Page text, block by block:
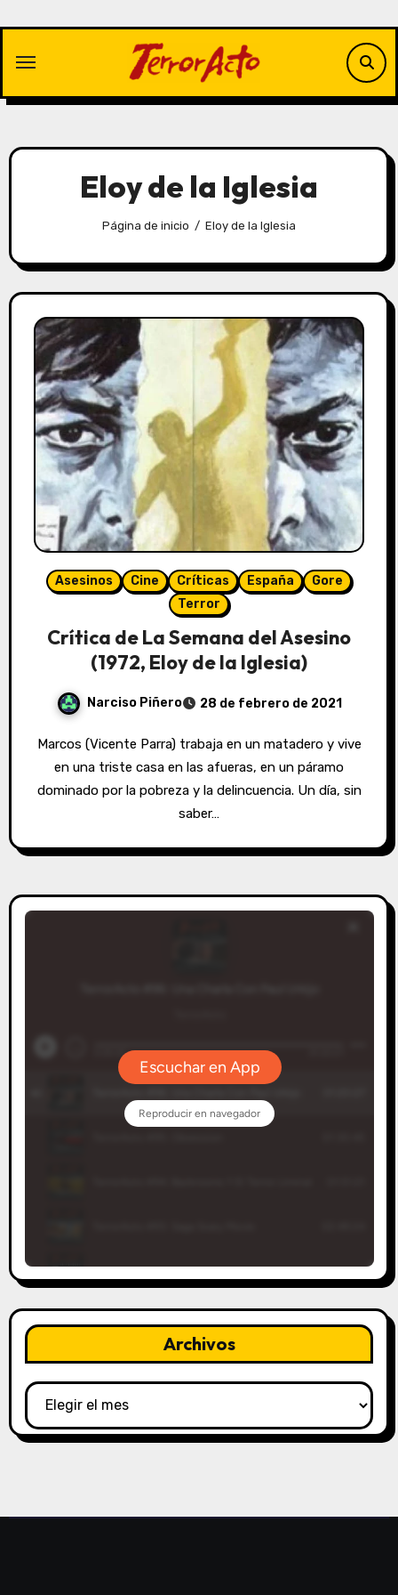
contenido
Eloy de la Iglesia
Página de inicio Eloy de la Iglesia
Asesinos Cine Críticas España
Gore
Terror
Crítica de La Semana del Asesino
(1972, Eloy de la Iglesia)
Narciso Piñero 28 de febrero de 2021
Marcos (Vicente Parra) trabaja en un matadero y vive
en una triste casa en las afueras, en un páramo
dominado por la pobreza y la delincuencia. Un día, sin
saber…
Archivos
Archivos